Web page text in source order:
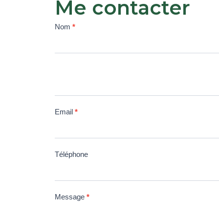
Me contacter
Contactez-
Nom *
Email *
Téléphone
Message *